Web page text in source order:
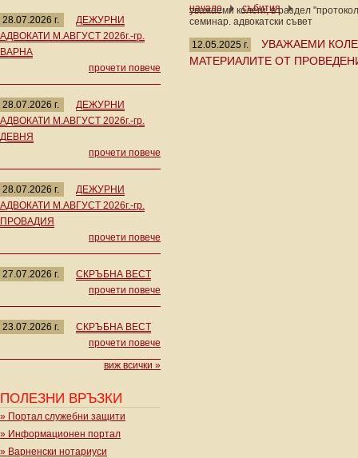
28.07.2026 г.
ДЕЖУРНИ
АДВОКАТИ М.АВГУСТ 2026г.-гр.
ВАРНА
прочети повече
28.07.2026 г.
ДЕЖУРНИ
АДВОКАТИ М.АВГУСТ 2026г.-гр.
ДЕВНЯ
прочети повече
28.07.2026 г.
ДЕЖУРНИ
АДВОКАТИ М.АВГУСТ 2026г.-гр.
ПРОВАДИЯ
прочети повече
27.07.2026 г.
СКРЪБНА ВЕСТ
прочети повече
23.07.2026 г.
СКРЪБНА ВЕСТ
прочети повече
виж всички »
ПОЛЕЗНИ ВРЪЗКИ
» Портал служебни защити
» Информационен портал
» Варненски нотариуси
начало събития
уважаеми колеги, в раздел
семинар. адвокатски съвет
12.05.2025 г.
УВАЖАЕМИ
МАТЕРИАЛИТЕ ОТ